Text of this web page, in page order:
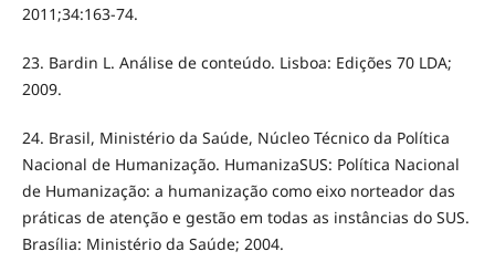
2011;34:163-74.
23. Bardin L. Análise de conteúdo. Lisboa: Edições 70 LDA;
2009.
24. Brasil, Ministério da Saúde, Núcleo Técnico da Política
Nacional de Humanização. HumanizaSUS: Política Nacional
de Humanização: a humanização como eixo norteador das
práticas de atenção e gestão em todas as instâncias do SUS.
Brasília: Ministério da Saúde; 2004.